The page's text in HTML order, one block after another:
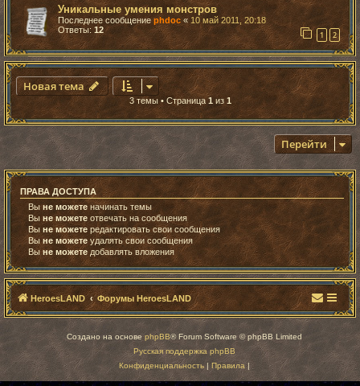
Уникальные умения монстров
Последнее сообщение phdoc« 10 май 2011, 20:18
Ответы: 12 1 2
Новая тема
3 темы • Страница1 из 1
Перейти
ПРАВА ДОСТУПА
Выне можете начинать темы
Вы не можете отвечать на сообщения
Вы не можете редактировать свои сообщения
Выне можете удалять свои сообщения
Выне можете добавлять вложения
HeroesLAND Форумы HeroesLAND
Создано на основеphpBB® Forum Software © phpBB Limited
Русская поддержка phpBB
Конфиденциальность| Правила|